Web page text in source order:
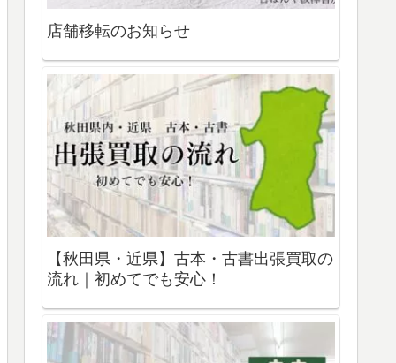
店舗移転のお知らせ
【秋田県・近県】古本・古書出張買取の
流れ｜初めてでも安心！